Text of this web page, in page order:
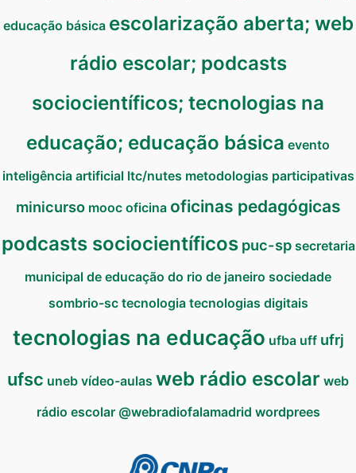
educação básica escolarização aberta; web
rádio escolar; podcasts
sociocientíficos; tecnologias na
educação; educação básica evento
inteligência artificial ltc/nutes metodologias participativas
minicurso mooc oficina oficinas pedagógicas
podcasts sociocientíficos puc-sp secretaria
municipal de educação do rio de janeiro sociedade
sombrio-sc tecnologia tecnologias digitais
tecnologias na educação ufba uff ufrj
ufsc uneb vídeo-aulas web rádio escolar web
rádio escolar @webradiofalamadrid wordprees